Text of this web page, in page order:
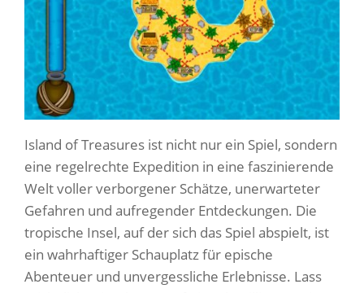
Island of Treasures ist nicht nur ein Spiel, sondern
eine regelrechte Expedition in eine faszinierende
Welt voller verborgener Schätze, unerwarteter
Gefahren und aufregender Entdeckungen. Die
tropische Insel, auf der sich das Spiel abspielt, ist
ein wahrhaftiger Schauplatz für epische
Abenteuer und unvergessliche Erlebnisse. Lass